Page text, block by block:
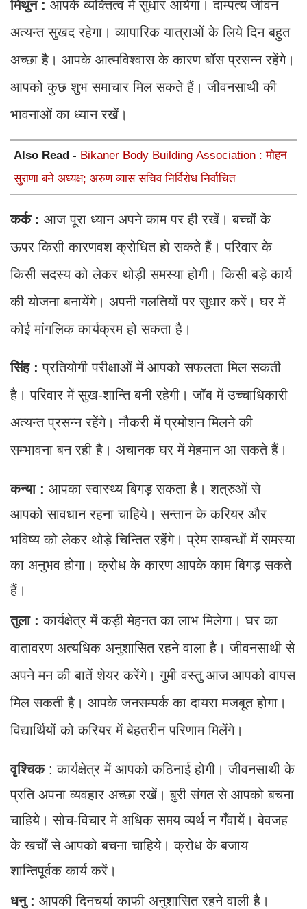
मिथुन : आपके व्यक्तित्व में सुधार आयेगा। दाम्पत्य जीवन
अत्यन्त सुखद रहेगा। व्यापारिक यात्राओं के लिये दिन बहुत
अच्छा है। आपके आत्मविश्वास के कारण बॉस प्रसन्न रहेंगे।
आपको कुछ शुभ समाचार मिल सकते हैं। जीवनसाथी की
भावनाओं का ध्यान रखें।
Also Read - Bikaner Body Building Association : मोहन
सुराणा बने अध्यक्ष; अरुण व्यास सचिव निर्विरोध निर्वाचित
कर्क : आज पूरा ध्यान अपने काम पर ही रखें। बच्चों के
ऊपर किसी कारणवश क्रोधित हो सकते हैं। परिवार के
किसी सदस्य को लेकर थोड़ी समस्या होगी। किसी बड़े कार्य
की योजना बनायेंगे। अपनी गलतियों पर सुधार करें। घर में
कोई मांगलिक कार्यक्रम हो सकता है।
सिंह :प्रतियोगी परीक्षाओं में आपको सफलता मिल सकती
है। परिवार में सुख-शान्ति बनी रहेगी। जॉब में उच्चाधिकारी
अत्यन्त प्रसन्न रहेंगे। नौकरी में प्रमोशन मिलने की
सम्भावना बन रही है। अचानक घर में मेहमान आ सकते हैं।
कन्या : आपका स्वास्थ्य बिगड़ सकता है। शत्रुओं से
आपको सावधान रहना चाहिये। सन्तान के करियर और
भविष्य को लेकर थोड़े चिन्तित रहेंगे। प्रेम सम्बन्धों में समस्या
का अनुभव होगा। क्रोध के कारण आपके काम बिगड़ सकते
हैं।
तुला :कार्यक्षेत्र में कड़ी मेहनत का लाभ मिलेगा। घर का
वातावरण अत्यधिक अनुशासित रहने वाला है। जीवनसाथी से
अपने मन की बातें शेयर करेंगे। गुमी वस्तु आज आपको वापस
मिल सकती है। आपके जनसम्पर्क का दायरा मजबूत होगा।
विद्यार्थियों को करियर में बेहतरीन परिणाम मिलेंगे।
वृश्चिक : कार्यक्षेत्र में आपको कठिनाई होगी। जीवनसाथी के
प्रति अपना व्यवहार अच्छा रखें। बुरी संगत से आपको बचना
चाहिये। सोच-विचार में अधिक समय व्यर्थ न गँवायें। बेवजह
के खर्चों से आपको बचना चाहिये। क्रोध के बजाय
शान्तिपूर्वक कार्य करें।
धनु : आपकी दिनचर्या काफी अनुशासित रहने वाली है।